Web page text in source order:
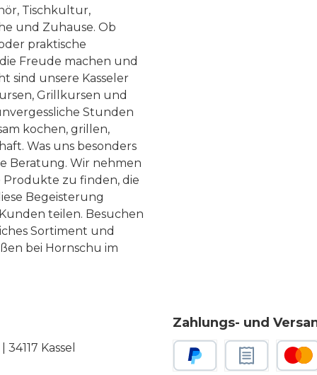
Verabschiede
den Sorgen, dass
Getränke nicht
kalt sind oder
platzen.
bietet eine
Kühlung ohne
oder Eis und spart
Energie durch
"On-Demand"-
So hast Du
ein perfekt
Tischgerät ist
Tischkultur,
und Zuhause. Ob
praktische
Freude machen und
sind unsere Kasseler
Grillkursen und
Stunden
kochen, grillen,
Was uns besonders
Beratung. Wir nehmen
Produkte zu finden, die
Begeisterung
teilen. Besuchen
Sortiment und
bei Hornschu im
Kassel
Zahlungs- und